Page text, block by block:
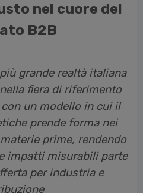
nel cuore del
B2B
grande realtà italiana
fiera di riferimento
con un modello in cui il
prende forma nei
prime, rendendo
impatti misurabili parte
per industria e